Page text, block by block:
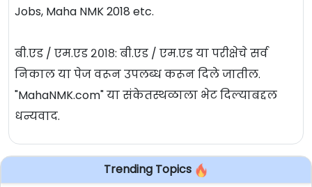
Jobs, Maha NMK 2018 etc.
बी.एड / एम.एड २०१८: बी.एड / एम.एड या परीक्षेचे सर्व
निकाल या पेज वरून उपलब्ध करून दिले जातील.
"MahaNMK.com" या संकेतस्थळाला भेट दिल्याबद्दल
धन्यवाद.
Trending Topics